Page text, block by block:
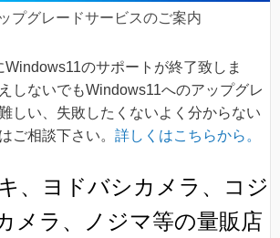
プグレードサービスのご案内
のサポートが終了致しま
しないでもWindows11へのアップグレ
しい、失敗したくないよく分からない
ご相談下さい。 詳しくはこちらから。
、ヨドバシカメラ、コジ
メラ、ノジマ等の量販店